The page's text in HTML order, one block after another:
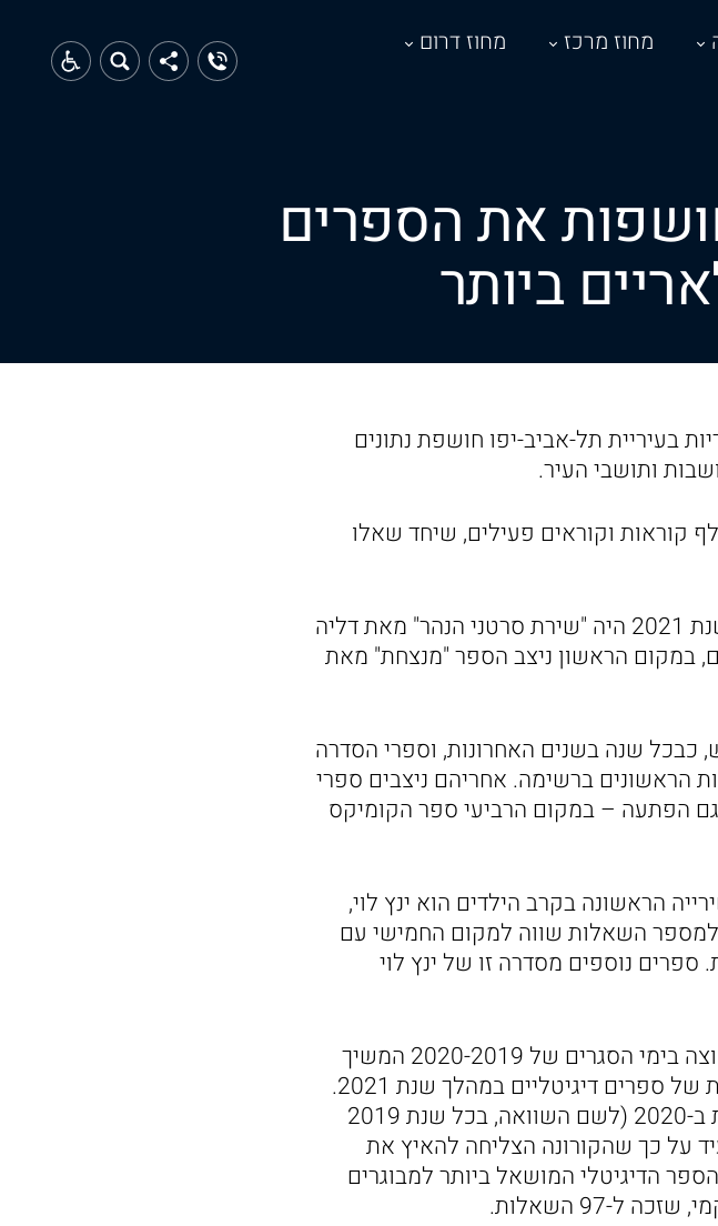
מחוז מרכז
מחוז דרום
את הספרים
ביותר
בעיריית תל-אביב-יפו חושפת נתונים
ותושבי העיר.
ספריות העיר רשומים נכון להיום יותר מ-36 אלף קוראות וקוראים פעילים, שיחד שאלו
הספר המושאל ביותר בקרב תושבי תל-אביב-יפו בשנת 2021 היה "שירת סרטני הנהר" מאת דליה
העבריים, במקום הראשון ניצב הספר "מנצחת" מאת
כבכל שנה בשנים האחרונות, וספרי הסדרה
הראשונים ברשימה. אחריהם ניצבים ספרי
גם הפתעה – במקום הרביעי ספר הקומיקס
הראשונה בקרב הילדים הוא ינץ לוי,
השאלות שווה למקום החמישי עם
בית ההריסות", שזכה ל-234 השאלות. ספרים נוספים מסדרה זו של ינץ לוי
טרנד שאילת הספרים הדיגיטליים, שהחל לצבור תאוצה בימי הסגרים של 2020-2019 המשיך
להיות פופולארי, ובסך הכול נרשמו 36,238 השאלות של ספרים דיגיטליים במהלך שנת 2021.
מדובר במספר זהה כמעט לחלוטין לכמות ההשאלות ב-2020 (לשם השוואה, בכל שנת 2019
מעיד על כך שהקורונה הצליחה להאיץ את
הדיגיטלי המושאל ביותר למבוגרים